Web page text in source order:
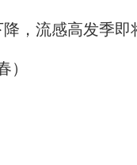
流感高发季即